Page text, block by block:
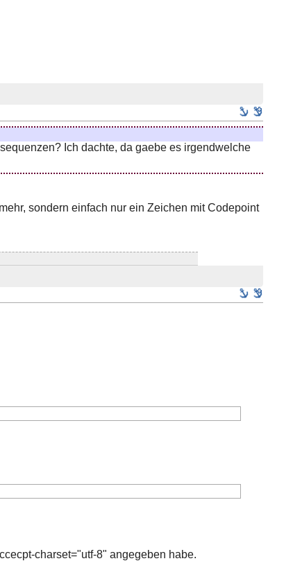
Ich dachte, da gaebe es irgendwelche
sondern einfach nur ein Zeichen mit Codepoint
charset="utf-8" angegeben habe.